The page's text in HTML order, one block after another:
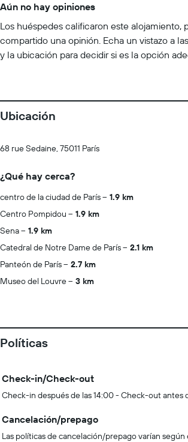
Aún no hay opiniones
Los huéspedes calificaron este alojamiento,
compartido una opinión. Echa un vistazo a
y la ubicación para decidir si es la opción
Ubicación
68 rue Sedaine, 75011 París
¿Qué hay cerca?
centro de la ciudad de París
1.9 km
Centro Pompidou
1.9 km
Sena
1.9 km
Catedral de Notre Dame de París
2.1 km
Panteón de París
2.7 km
Museo del Louvre
3 km
Políticas
Check-in/Check-out
Check-in después de las 14:00 - Check-out antes
Cancelación/prepago
Las políticas de cancelación/prepago varían